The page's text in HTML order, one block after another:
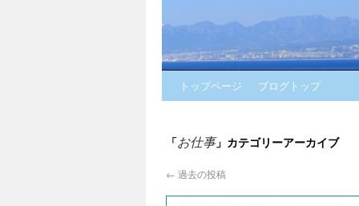
トップページ ブログトップ
「お仕事」カテゴリーアーカイブ
← 過去の投稿